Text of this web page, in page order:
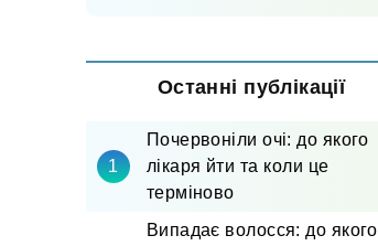
Останні публікації
Почервоніли очі: до якого
лікаря йти та коли це
терміново
Випадає волосся: до якого